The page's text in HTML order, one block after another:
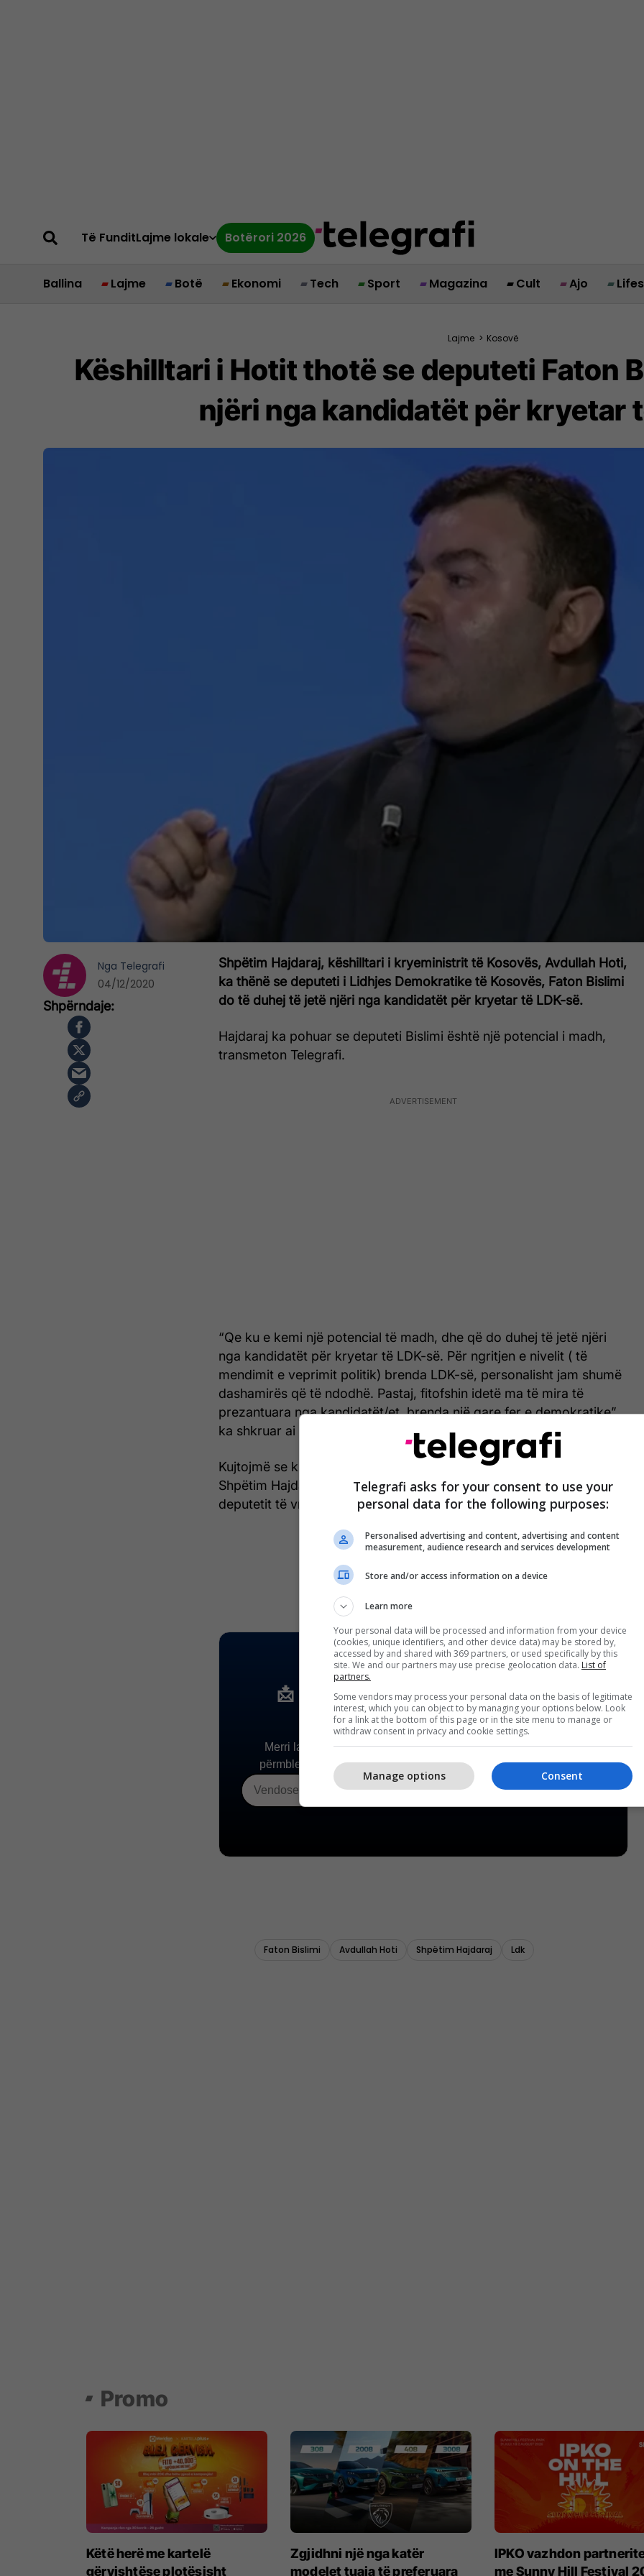
Të FunditLajme lokale Botërori 2026
Ballina Lajme Botë Ekonomi Tech Sport Magazina Cult Ajo
Lajme > Kosovë
Këshilltari i Hotit thotë se deputeti Faton
njëri nga kandidatët për kryetar
Shpëtim Hajdaraj, këshilltari i kryeministrit të Kosovës, Avdullah Hoti,
ka thënë se deputeti i Lidhjes Demokratike të Kosovës, Faton Bislimi
do të duhej të jetë njëri nga kandidatët për kryetar të LDK-së.
Hajdaraj ka pohuar se deputeti Bislimi është një potencial i madh,
transmeton Telegrafi.
“Qe ku e kemi një potencial të madh, dhe që do duhej të jetë njëri
nga kandidatët për kryetar të LDK-së. Për ngritjen e nivelit ( të
mendimit e veprimit politik) brenda LDK-së, personalisht jam shumë
dashamirës që të ndodhë. Pastaj, fitofshin idetë ma të mira të
prezantuara nga kandidatët/et ,brenda një gare fer e demokratike”,
ka shkruar ai në një postim në Facebook.
Kujtojmë se kryeministri Hoti kishte emëruar këshilltar politik,
Shpëtim Hajdaraj gjatë muajit qershor. Hajdaraj është djali i ish-
deputetit të vrarë të LDK-së, Smajl Hajdaraj./Telegrafi/
Nga Telegrafi
04/12/2020
Faton Bislimi Avdullah Hoti Shpëtim Hajdaraj Ldk
Promo
Këtë herë me kartelë
gërvishtëse plotësisht
Zgjidhni një nga katër
modelet tuaja të preferuara
IPKO vazhdon
me Sunny Hill Festival
Telegrafi asks for your consent to use your
personal data for the following purposes:
Personalised advertising and content, advertising and content
measurement, audience research and services development
Store and/or access information on a device
Learn more
Your personal data will be processed and information from your device
(cookies, unique identifiers, and other device data) may be stored by,
accessed by and shared with 369 partners, or used specifically by this
site. We and our partners may use precise geolocation data. List of
partners.
Some vendors may process your personal data on the basis of legitimate
interest, which you can object to by managing your options below. Look
for a link at the bottom of this page or in the site menu to manage or
withdraw consent in privacy and cookie settings.
Consent
Manage options